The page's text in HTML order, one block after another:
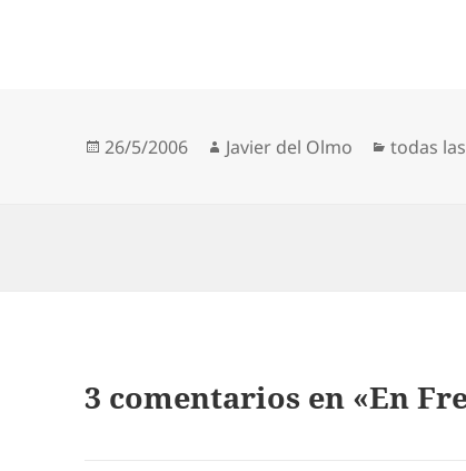
Publicado
26/5/2006 Autor
Javier del Olmo todas
3 comentarios en «En